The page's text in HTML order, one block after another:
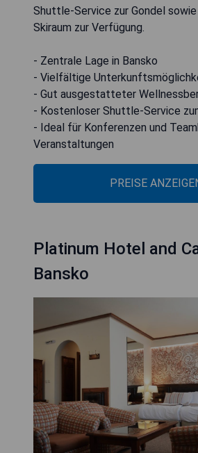
Shuttle-Service zur Gondel
Skiraum zur Verfügung.
- Zentrale Lage in Bansko
- Vielfältige
- Gut ausgestatteter
- Kostenloser Shuttle-Service
- Ideal für Konferenzen und
Veranstaltungen
PREISE
Platinum Hotel and
Bansko